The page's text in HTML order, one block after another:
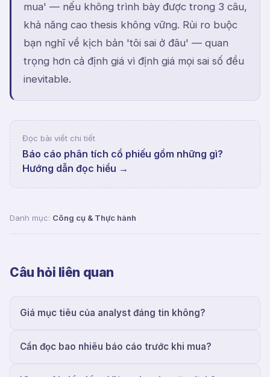
mua' — nếu không trình bày được trong 3 câu,
khả năng cao thesis không vững. Rủi ro buộc
bạn nghĩ về kịch bản 'tôi sai ở đâu' — quan
trọng hơn cả định giá vì định giá mọi sai số đều
inevitable.
Đọc bài viết chi tiết
Báo cáo phân tích cổ phiếu gồm những gì?
Hướng dẫn đọc hiểu →
Danh mục: Công cụ & Thực hành
Câu hỏi liên quan
Giá mục tiêu của analyst đáng tin không?
Cần đọc bao nhiêu báo cáo trước khi mua?